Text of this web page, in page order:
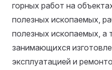
горных работ на
полезных ископаемых,
полезных ископаемых, а
занимающихся
эксплуатацией и